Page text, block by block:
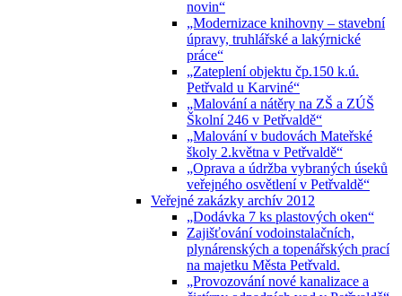
novin“
„Modernizace knihovny – stavební
úpravy, truhlářské a lakýrnické
práce“
„Zateplení objektu čp.150 k.ú.
Petřvald u Karviné“
„Malování a nátěry na ZŠ a ZÚŠ
Školní 246 v Petřvaldě“
„Malování v budovách Mateřské
školy 2.května v Petřvaldě“
„Oprava a údržba vybraných úseků
veřejného osvětlení v Petřvaldě“
Veřejné zakázky archív 2012
„Dodávka 7 ks plastových oken“
Zajišťování vodoinstalačních,
plynárenských a topenářských prací
na majetku Města Petřvald.
„Provozování nové kanalizace a